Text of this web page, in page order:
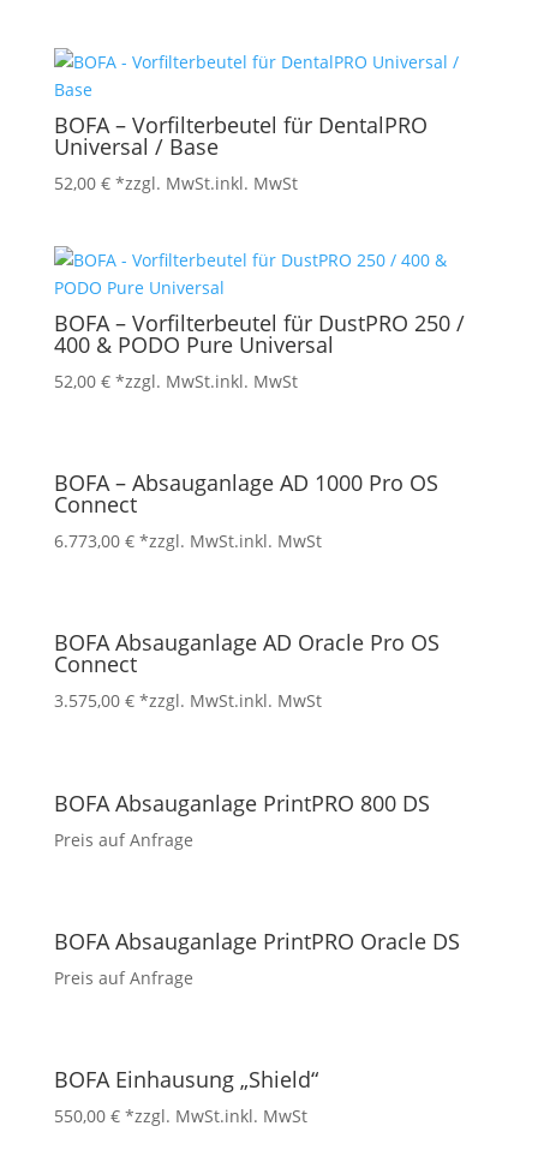
BOFA – Vorfilterbeutel für DentalPRO
Universal / Base
52,00 € *zzgl. MwSt.inkl. MwSt
BOFA – Vorfilterbeutel für DustPRO 250 /
400 & PODO Pure Universal
52,00 € *zzgl. MwSt.inkl. MwSt
BOFA – Absauganlage AD 1000 Pro OS
Connect
6.773,00 € *zzgl. MwSt.inkl. MwSt
BOFA Absauganlage AD Oracle Pro OS
Connect
3.575,00 € *zzgl. MwSt.inkl. MwSt
BOFA Absauganlage PrintPRO 800 DS
Preis auf Anfrage
BOFA Absauganlage PrintPRO Oracle DS
Preis auf Anfrage
BOFA Einhausung „Shield“
550,00 € *zzgl. MwSt.inkl. MwSt